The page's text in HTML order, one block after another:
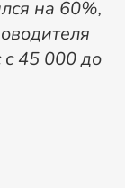
на 60%,
45 000 до